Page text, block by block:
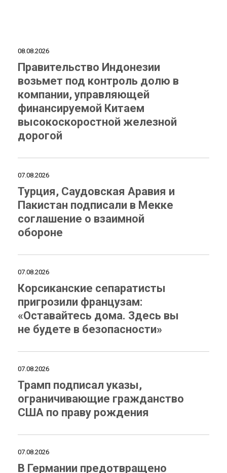
08.08.2026
Правительство Индонезии
возьмет под контроль долю в
компании, управляющей
финансируемой Китаем
высокоскоростной железной
дорогой
07.08.2026
Турция, Саудовская Аравия и
Пакистан подписали в Мекке
соглашение о взаимной
обороне
07.08.2026
Корсиканские сепаратисты
пригрозили французам:
«Оставайтесь дома. Здесь вы
не будете в безопасности»
07.08.2026
Трамп подписал указы,
ограничивающие гражданство
США по праву рождения
07.08.2026
В Германии предотвращено